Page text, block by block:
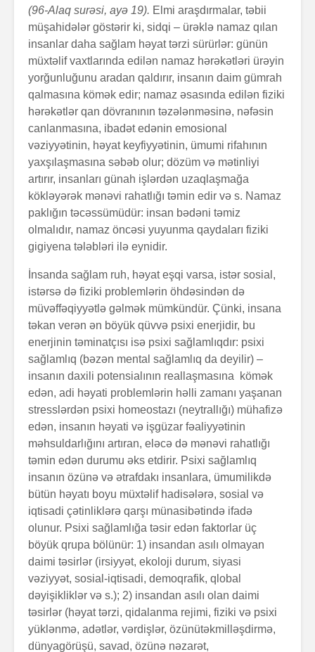
(96-Alaq surəsi, ayə 19). Elmi araş­dır­malar, təbii
müşa­hidələr göstərir ki, sidqi – ürəklə namaz qılan
insanlar daha sağlam həyat tərzi sürürlər: günün
müxtəlif vaxtla­rın­da edilən namaz hərəkətləri ürəyin
yorğunlu­ğunu aradan qaldırır, insanın daim gümrah
qalmasına kö­mək edir; namaz əsasında edilən fiziki
hərəkətlər qan dövra­nı­nın təzələnməsinə, nəfəsin
canlan­masına, ibadət edə­nin emosional
vəziyyətinin, həyat keyfiyyətinin, ümu­­­mi rifahının
yaxşılaşmasına sə­bəb olur; dözüm və mətinliyi
artırır, insanları günah işlərdən uzaqlaşmağa
kökləyərək mənəvi rahatlığı təmin edir və s. Namaz
paklığın təcəs­sümüdür: insan bədəni təmiz
olmalıdır, na­maz öncəsi yuyunma qaydaları fiziki
gigi­ye­na tələbləri ilə eynidir.
İnsanda sağlam ruh, həyat eşqi varsa, istər sosial,
istərsə də fiziki problemlərin öhdəsindən də
müvəffə­qiy­yətlə gəlmək mümkündür. Çünki, insana
təkan verən ən böyük qüvvə psixi enerjidir, bu
enerjinin təminatçısı isə psixi sağlamlıqdır: psixi
sağlamlıq (bəzən mental sağlamlıq da deyilir) –
insanın daxili potensialının real­laş­masına kömək
edən, adi həyati problemlərin həlli za­manı yaşanan
stresslərdən psixi homeostazı (neytrallı­ğı­) mühafizə
edən, insanın həyati və işgüzar fəaliyyətinin
məhsuldarlığını artıran, eləcə də mənəvi rahatlığı
təmin edən durumu əks etdirir. Psixi sağlamlıq
insanın özünə və ətrafdakı insanlara, ümumi­likdə
bütün həyatı boyu müxtəlif hadisələrə, sosial və
iqtisadi çətinliklərə qarşı münasibətində ifadə
olunur. Psixi sağlamlığa təsir edən faktorlar üç
böyük qrupa bölünür: 1) insandan asılı olmayan
daimi təsirlər (irsiyyət, ekoloji durum, siyasi
vəziyyət, sosial-iqtisadi, demoqrafik, qlobal
dəyişikliklər və s.); 2) insandan asılı olan daimi
təsirlər (həyat tərzi, qidalanma rejimi, fiziki və psixi
yüklənmə, adətlər, vər­dişlər, özünütəkmilləş­dir­mə,
dünyagörüşü, savad, özü­­nə nəzarət,